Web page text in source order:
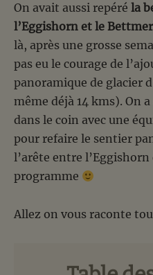
On avait aussi repéré la
l’Eggishorn et le
là, après une grosse
pas eu le courage de
panoramique de glacier
même déjà 14 kms). On
dans le coin avec une
pour refaire le sentier
l’arête entre
programme
Allez on vous raconte